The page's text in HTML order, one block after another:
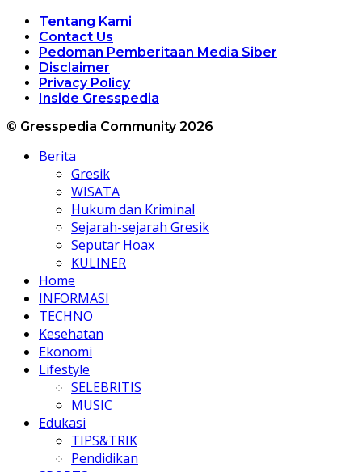
Tentang Kami
Contact Us
Pedoman Pemberitaan Media Siber
Disclaimer
Privacy Policy
Inside Gresspedia
© Gresspedia Community 2026
Berita
Gresik
WISATA
Hukum dan Kriminal
Sejarah-sejarah Gresik
Seputar Hoax
KULINER
Home
INFORMASI
TECHNO
Kesehatan
Ekonomi
Lifestyle
SELEBRITIS
MUSIC
Edukasi
TIPS&TRIK
Pendidikan